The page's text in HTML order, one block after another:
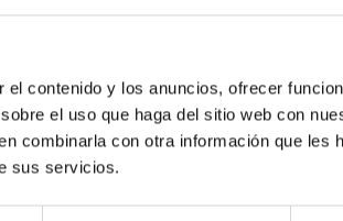
contenido y los anuncios, ofrecer
el uso que haga del sitio web con
combinarla con otra información que les
sus servicios.